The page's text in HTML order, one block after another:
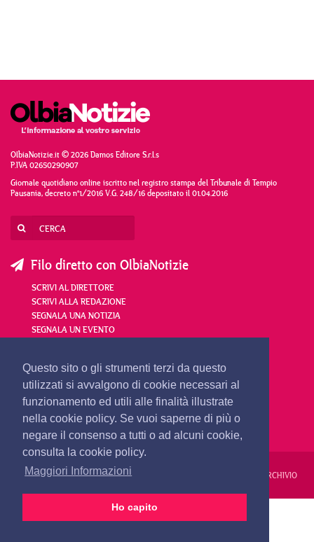
Questo sito o gli strumenti terzi da questo
utilizzati si avvalgono di cookie necessari al
funzionamento ed utili alle finalità illustrate
nella cookie policy. Se vuoi saperne di più o
negare il consenso a tutti o ad alcuni cookie,
consulta la cookie policy.
Maggiori Informazioni
Ho capito
OlbiaNotizie.it © 2026 Damos Editore S.r.l.s
P.IVA 02650290907
Giornale quotidiano online iscritto nel registro stampa del Tribunale di Tempio
Pausania, decreto n°1/2016 V.G. 248/16 depositato il 01.04.2016
Filo diretto con OlbiaNotizie
SCRIVI AL DIRETTORE
SCRIVI ALLA REDAZIONE
SEGNALA UNA NOTIZIA
SEGNALA UN EVENTO
redazione@olbianotizie.it
REDAZIONE PUBBLICITÀ PRIVACY E COOKIES ARCHIVIO
24 ORE VIDEO